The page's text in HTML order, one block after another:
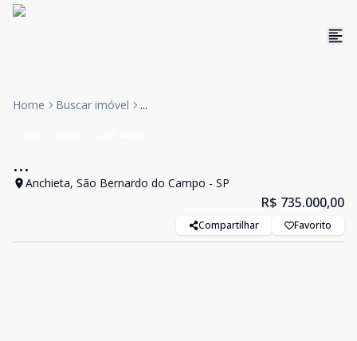
Home Buscar imóvel ...
...
Anchieta, São Bernardo do Campo - SP
R$ 735.000,00
Compartilhar Favorito